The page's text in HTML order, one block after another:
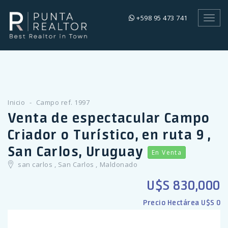
+598 95 473 741
Inicio Campo ref. 1997
Venta de espectacular Campo
Criador o Turístico, en ruta 9 ,
San Carlos, Uruguay
En Venta
san carlos , San Carlos , Maldonado
U$S 830,000
Precio Hectárea U$S 0